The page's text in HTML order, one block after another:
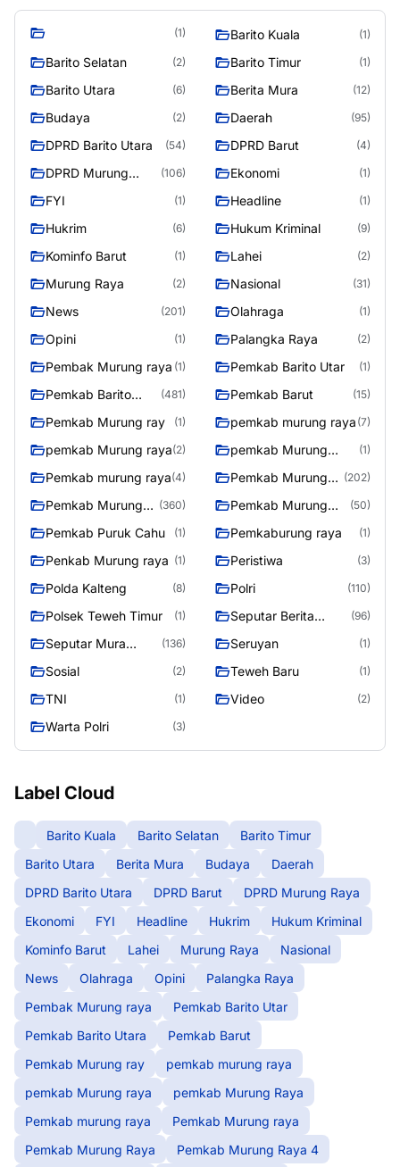
(1) Barito Kuala (1)
Barito Selatan (2) Barito Timur (1)
Barito Utara (6) Berita Mura (12)
Budaya (2) Daerah (95)
DPRD Barito Utara (54) DPRD Barut (4)
DPRD Murung
(106) Ekonomi (1)
FYI (1) Headline (1)
Hukrim (6) Hukum Kriminal (9)
Kominfo Barut (1) Lahei (2)
Murung Raya (2) Nasional (31)
News (201) Olahraga (1)
Opini (1) Palangka Raya (2)
Pembak Murung raya (1) Pemkab Barito Utar (1)
Pemkab Barito
(481) Pemkab Barut (15)
Pemkab Murung ray (1) pemkab murung raya (7)
pemkab Murung raya(2)
pemkab Murung
(1)
Pemkab murung raya(4)
Pemkab Murung
(202)
Pemkab Murung
(360)
Pemkab Murung
(50)
Pemkab Puruk Cahu (1) Pemkaburung raya (1)
Penkab Murung raya (1) Peristiwa (3)
Polda Kalteng (8) Polri (110)
Polsek Teweh Timur (1)
Seputar Berita
(96)
Seputar Mura
(136) Seruyan (1)
Sosial (2) Teweh Baru (1)
TNI (1) Video (2)
Warta Polri (3)
Label Cloud
Barito Kuala Barito Selatan
Barito Timur
Barito Utara
Berita Mura Budaya
Daerah
DPRD Barito Utara
DPRD Barut
DPRD Murung Raya
Ekonomi
FYI Headline Hukrim
Hukum Kriminal
Kominfo Barut
Lahei Murung Raya
Nasional
News
Olahraga Opini
Palangka Raya
Pembak Murung raya
Pemkab Barito Utar
Pemkab Barito Utara
Pemkab Barut
Pemkab Murung ray
pemkab murung raya
pemkab Murung raya
pemkab Murung Raya
Pemkab murung raya
Pemkab Murung raya
Pemkab Murung Raya
Pemkab Murung Raya 4